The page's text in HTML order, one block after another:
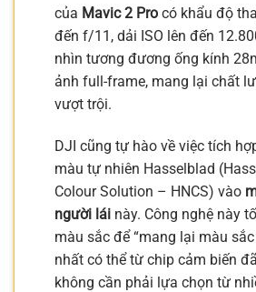
của Mavic 2 Pro có khẩu độ
đến f/11, dải ISO lên đến
nhìn tương đương ống kính
ảnh full-frame, mang lại chất
vượt trội.
DJI cũng tự hào về việc tích
màu tự nhiên Hasselblad
Colour Solution – HNCS) vào
người lái này. Công nghệ này
màu sắc để “mang lại màu
nhất có thể từ chip cảm biến
không cần phải lựa chọn từ